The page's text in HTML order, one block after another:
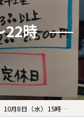
22時
10月8日（水）15時〜22時